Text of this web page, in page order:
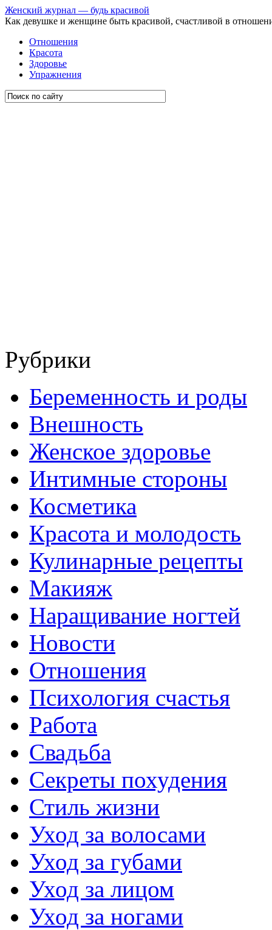
Женский журнал — будь красивой
Как девушке и женщине быть красивой, счастливой в
Отношения
Красота
Здоровье
Упражнения
Рубрики
Беременность и роды
Внешность
Женское здоровье
Интимные стороны
Косметика
Красота и молодость
Кулинарные рецепты
Макияж
Наращивание ногтей
Новости
Отношения
Психология счастья
Работа
Свадьба
Секреты похудения
Стиль жизни
Уход за волосами
Уход за губами
Уход за лицом
Уход за ногами